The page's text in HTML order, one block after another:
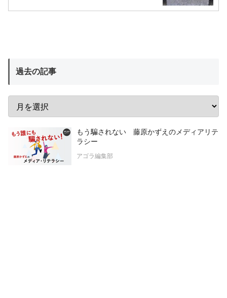
過去の記事
もう騙されない 藤原かずえのメディアリテ
ラシー
アゴラ編集部